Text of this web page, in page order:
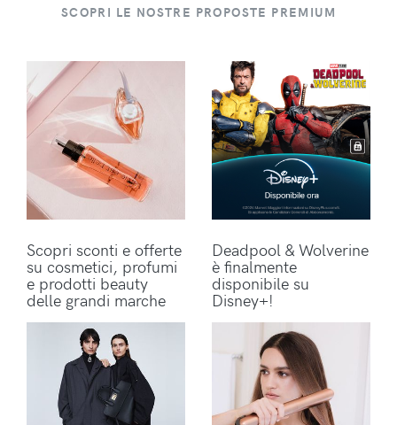
SCOPRI LE NOSTRE PROPOSTE PREMIUM
Scopri sconti e offerte
su cosmetici, profumi
e prodotti beauty
delle grandi marche
Deadpool & Wolverine
è finalmente
disponibile su
Disney+!